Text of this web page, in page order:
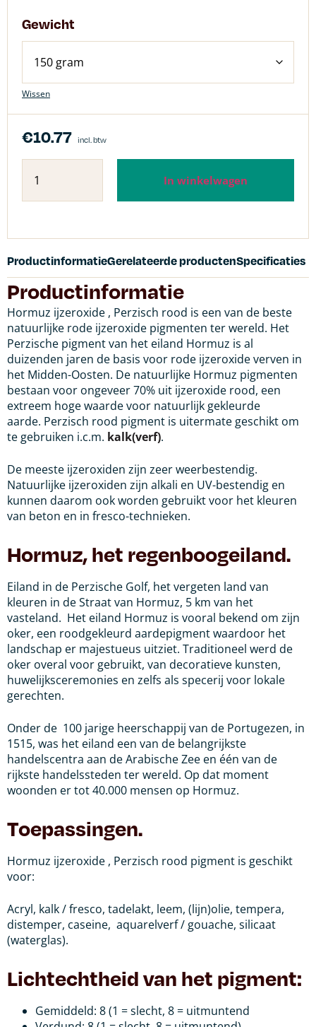
Gewicht
Wissen
€10.77 incl. btw
In winkelwagen
ProductinformatieGerelateerde productenSpecificaties
Productinformatie
Hormuz ijzeroxide , Perzisch rood is een van de beste
natuurlijke rode ijzeroxide pigmenten ter wereld. Het
Perzische pigment van het eiland Hormuz is al
duizenden jaren de basis voor rode ijzeroxide verven in
het Midden-Oosten. De natuurlijke Hormuz pigmenten
bestaan voor ongeveer 70% uit ijzeroxide rood, een
extreem hoge waarde voor natuurlijk gekleurde
aarde. Perzisch rood pigment is uitermate geschikt om
te gebruiken i.c.m. kalk(verf).
De meeste ijzeroxiden zijn zeer weerbestendig.
Natuurlijke ijzeroxiden zijn alkali en UV-bestendig en
kunnen daarom ook worden gebruikt voor het kleuren
van beton en in fresco-technieken.
Hormuz, het regenboogeiland.
Eiland in de Perzische Golf, het vergeten land van
kleuren in de Straat van Hormuz, 5 km van het
vasteland. Het eiland Hormuz is vooral bekend om zijn
oker, een roodgekleurd aardepigment waardoor het
landschap er majestueus uitziet. Traditioneel werd de
oker overal voor gebruikt, van decoratieve kunsten,
huwelijksceremonies en zelfs als specerij voor lokale
gerechten.
Onder de 100 jarige heerschappij van de Portugezen, in
1515, was het eiland een van de belangrijkste
handelscentra aan de Arabische Zee en één van de
rijkste handelssteden ter wereld. Op dat moment
woonden er tot 40.000 mensen op Hormuz.
Toepassingen.
Hormuz ijzeroxide , Perzisch rood pigment is geschikt
voor:
Acryl, kalk / fresco, tadelakt, leem, (lijn)olie, tempera,
distemper, caseine, aquarelverf / gouache, silicaat
(waterglas).
Lichtechtheid van het pigment:
Gemiddeld: 8 (1 = slecht, 8 = uitmuntend